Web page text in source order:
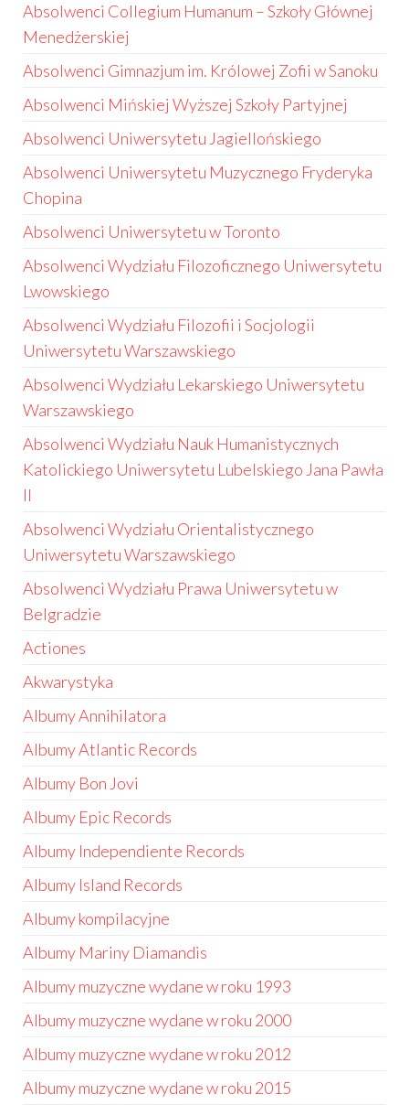
Absolwenci Collegium Humanum – Szkoły Głównej
Menedżerskiej
Absolwenci Gimnazjum im. Królowej Zofii w Sanoku
Absolwenci Mińskiej Wyższej Szkoły Partyjnej
Absolwenci Uniwersytetu Jagiellońskiego
Absolwenci Uniwersytetu Muzycznego Fryderyka
Chopina
Absolwenci Uniwersytetu w Toronto
Absolwenci Wydziału Filozoficznego Uniwersytetu
Lwowskiego
Absolwenci Wydziału Filozofii i Socjologii
Uniwersytetu Warszawskiego
Absolwenci Wydziału Lekarskiego Uniwersytetu
Warszawskiego
Absolwenci Wydziału Nauk Humanistycznych
Katolickiego Uniwersytetu Lubelskiego Jana Pawła
II
Absolwenci Wydziału Orientalistycznego
Uniwersytetu Warszawskiego
Absolwenci Wydziału Prawa Uniwersytetu w
Belgradzie
Actiones
Akwarystyka
Albumy Annihilatora
Albumy Atlantic Records
Albumy Bon Jovi
Albumy Epic Records
Albumy Independiente Records
Albumy Island Records
Albumy kompilacyjne
Albumy Mariny Diamandis
Albumy muzyczne wydane w roku 1993
Albumy muzyczne wydane w roku 2000
Albumy muzyczne wydane w roku 2012
Albumy muzyczne wydane w roku 2015